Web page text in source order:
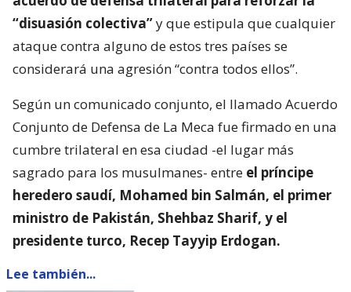
“disuasión colectiva”y que estipula que cualquier
ataque contra alguno de estos tres países se
considerará una agresión “contra todos ellos”.
Según un comunicado conjunto, el llamado Acuerdo
Conjunto de Defensa de La Meca fue firmado en una
cumbre trilateral en esa ciudad -el lugar más
sagrado para los musulmanes- entre el príncipe
heredero saudí, Mohamed bin Salmán, el primer
ministro de Pakistán, Shehbaz Sharif, y el
presidente turco, Recep Tayyip Erdogan.
Lee también...